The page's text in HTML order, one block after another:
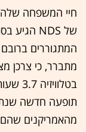
חיי המשפחה
המתגוררים
מתברר, כי צרכן
תופעה חדשה